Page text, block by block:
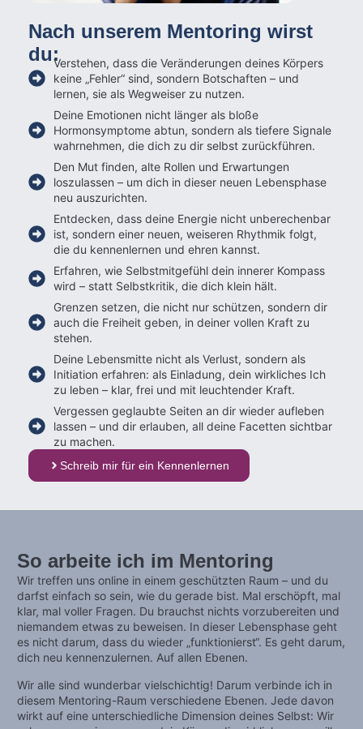
Nach unserem Mentoring wirst
du:Verstehen, dass die Veränderungen deines Körpers
keine „Fehler“ sind, sondern Botschaften – und
lernen, sie als Wegweiser zu nutzen.
Deine Emotionen nicht länger als bloße
Hormonsymptome abtun, sondern als tiefere Signale
wahrnehmen, die dich zu dir selbst zurückführen.
Den Mut finden, alte Rollen und Erwartungen
loszulassen – um dich in dieser neuen Lebensphase
neu auszurichten.
Entdecken, dass deine Energie nicht unberechenbar
ist, sondern einer neuen, weiseren Rhythmik folgt,
die du kennenlernen und ehren kannst.
Erfahren, wie Selbstmitgefühl dein innerer Kompass
wird – statt Selbstkritik, die dich klein hält.
Grenzen setzen, die nicht nur schützen, sondern dir
auch die Freiheit geben, in deiner vollen Kraft zu
stehen.
Deine Lebensmitte nicht als Verlust, sondern als
Initiation erfahren: als Einladung, dein wirkliches Ich
zu leben – klar, frei und mit leuchtender Kraft.
Vergessen geglaubte Seiten an dir wieder aufleben
lassen – und dir erlauben, all deine Facetten sichtbar
zu machen.
Schreib mir für ein Kennenlernen
So arbeite ich im Mentoring
Wir treffen uns online in einem geschützten Raum – und du
darfst einfach so sein, wie du gerade bist. Mal erschöpft, mal
klar, mal voller Fragen. Du brauchst nichts vorzubereiten und
niemandem etwas zu beweisen. In dieser Lebensphase geht
es nicht darum, dass du wieder „funktionierst“. Es geht darum,
dich neu kennenzulernen. Auf allen Ebenen.
Wir alle sind wunderbar vielschichtig! Darum verbinde ich in
diesem Mentoring-Raum verschiedene Ebenen. Jede davon
wirkt auf eine unterschiedliche Dimension deines Selbst: Wir